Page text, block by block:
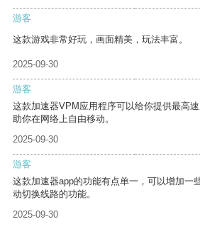
游客
这款游戏非常好玩，画面精美，玩法丰富。
2025-09-30
游客
这款加速器VPM应用程序可以给你提供最高
助你在网络上自由移动。
2025-09-30
游客
这款加速器app的功能有点单一，可以增加一
动切换线路的功能。
2025-09-30